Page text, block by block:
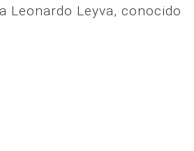
Leonardo Leyva, conocido